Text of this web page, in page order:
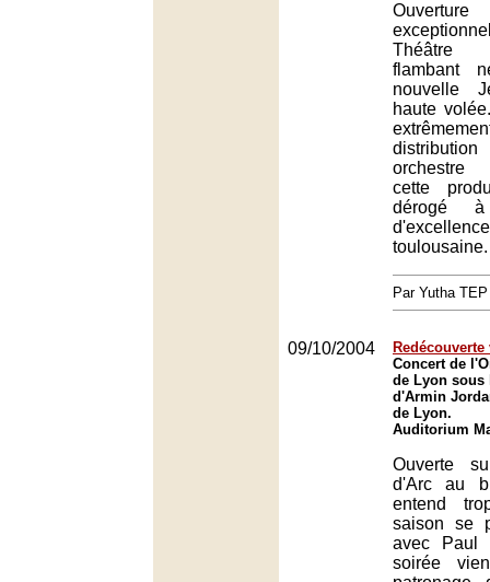
Théâtre
flambant
nouvelle
haute
orchestre
cette
dérogé
toulousaine.
Par Yutha TEP
09/10/2004
Concert de
de Lyon sous
d'Armin
de Lyon.
Auditorium
Ouverte
d'Arc au
entend
saison se
avec Paul
soirée